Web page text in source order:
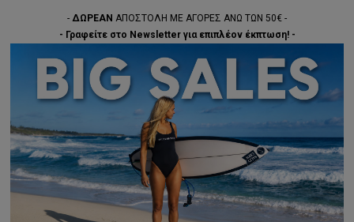
- ΔΩΡΕΑΝ ΑΠΟΣΤΟΛΗ ΜΕ ΑΓΟΡΕΣ ΑΝΩ ΤΩΝ 50€ -
- Γραφείτε στο Newsletter για επιπλέον έκπτωση! -